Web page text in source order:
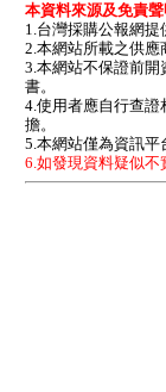
本資料來源及免責聲
1.台灣採購公報網提
2.本網站所載之供應
3.本網站不保證前
書。
4.使用者應自行查
擔。
5.本網站僅為資訊平
6.如發現資料疑似不